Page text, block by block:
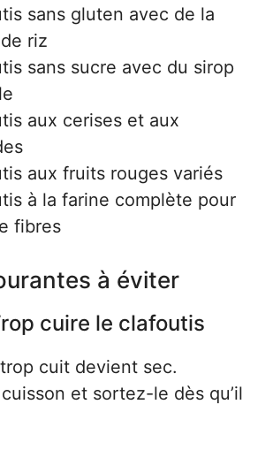
sans gluten avec de la
riz
sans sucre avec du sirop
aux cerises et aux
aux fruits rouges variés
à la farine complète pour
fibres
à éviter
cuire le clafoutis
cuit devient sec.
et sortez-le dès qu’il